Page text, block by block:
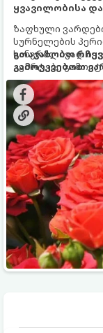
ყვავილობისა
ზაფხული
სურნელების
ხანგრძლივად
კვირტები
გამოკვება
ვიცოდეთ,
გთავაზობთ
გამოვკვებოთ
შედეგის